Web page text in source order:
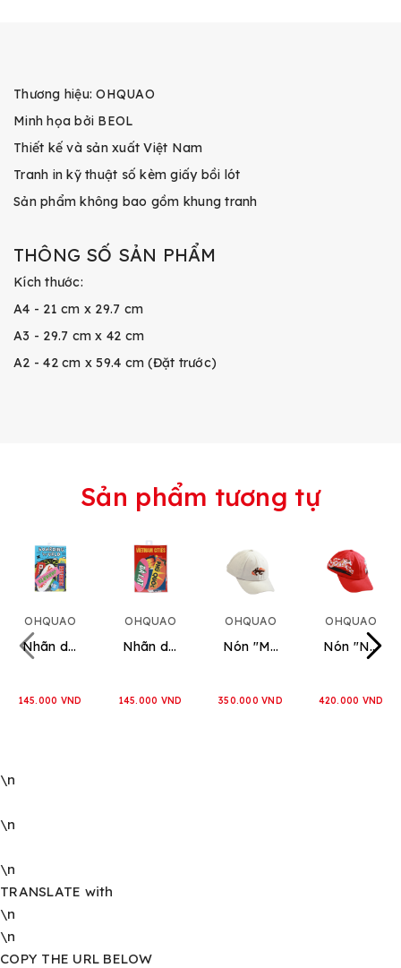
Thương hiệu: OHQUAO
Minh họa bởi BEOL
Thiết kế và sản xuất Việt Nam
Tranh in kỹ thuật số kèm giấy bồi lót
Sản phẩm không bao gồm khung tranh
THÔNG SỐ SẢN PHẨM
Kích thước:
A4 - 21 cm x 29.7 cm
A3 - 29.7 cm x 42 cm
A2 - 42 cm x 59.4 cm (Đặt trước)
Sản phẩm tương tự
OHQUAO
Nhãn dán "Boarding World"
145.000 VND
OHQUAO
Nhãn dán "Vietnam Cities"
145.000 VND
OHQUAO
Nón "Mắc Chạy"
350.000 VND
OHQUAO
Nón "Ngựa Phi Vạn Dặm"
420.000 VND
\n
\n
\n
TRANSLATE with
\n
\n
COPY THE URL BELOW